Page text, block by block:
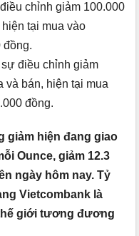
chỉnh giảm 100.000
tại mua vào
đồng.
điều chỉnh giảm
và bán, hiện tại mua
đồng.
giảm hiện đang giao
Ounce, giảm 12.3
ngày hôm nay. Tỷ
Vietcombank là
giới tương đương